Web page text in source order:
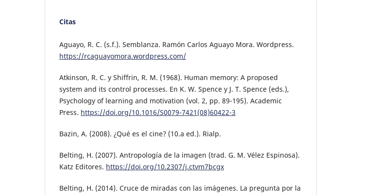
Citas
Aguayo, R. C. (s.f.). Semblanza. Ramón Carlos Aguayo Mora. Wordpress.
https://rcaguayomora.wordpress.com/
Atkinson, R. C. y Shiffrin, R. M. (1968). Human memory: A proposed
system and its control processes. En K. W. Spence y J. T. Spence (eds.),
Psychology of learning and motivation (vol. 2, pp. 89-195). Academic
Press. https://doi.org/10.1016/S0079-7421(08)60422-3
Bazin, A. (2008). ¿Qué es el cine? (10.a ed.). Rialp.
Belting, H. (2007). Antropología de la imagen (trad. G. M. Vélez Espinosa).
Katz Editores. https://doi.org/10.2307/j.ctvm7bcgx
Belting, H. (2014). Cruce de miradas con las imágenes. La pregunta por la